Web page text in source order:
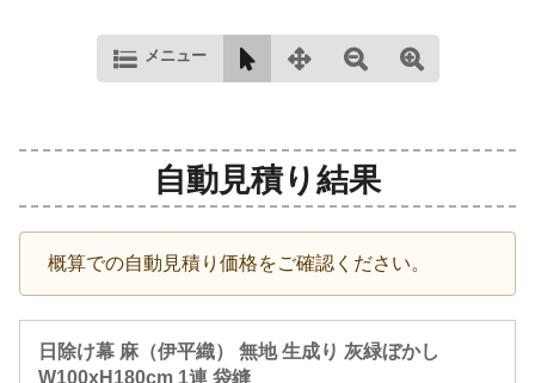
メニュー
自動見積り結果
概算での自動見積り価格をご確認ください。
日除け幕 麻（伊平織） 無地 生成り 灰緑ぼかし
W100xH180cm 1連 袋縫